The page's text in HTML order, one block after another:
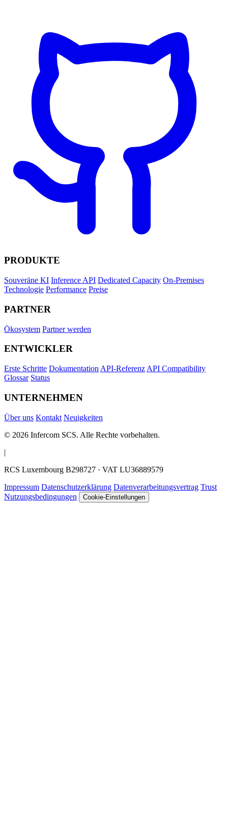
PRODUKTE
Souveräne KI Inference API Dedicated Capacity On-Premises
Technologie Performance Preise
PARTNER
Ökosystem Partner werden
ENTWICKLER
Erste Schritte Dokumentation API-Referenz API Compatibility
Glossar Status
UNTERNEHMEN
Über uns Kontakt Neuigkeiten
© 2026 Infercom SCS. Alle Rechte vorbehalten.
|
RCS Luxembourg B298727 · VAT LU36889579
Impressum Datenschutzerklärung Datenverarbeitungsvertrag Trust
Nutzungsbedingungen
Cookie-Einstellungen